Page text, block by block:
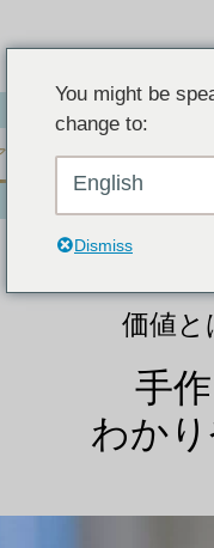
リング 婚約指輪・
価値と
手
わか
You might be
change to:
English
Dismiss